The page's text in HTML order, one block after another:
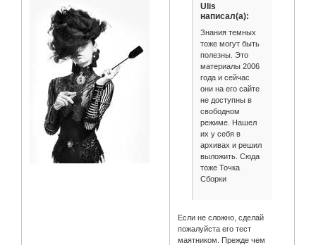
Ulis
написал(а):
Знания темных
тоже могут быть
полезны. Это
материалы 2006
года и сейчас
они на его сайте
не доступны в
свободном
режиме. Нашел
их у себя в
архивах и решил
выложить. Сюда
тоже Точка
Сборки
Если не сложно, сделай
пожалуйста его тест
маятником. Прежде чем